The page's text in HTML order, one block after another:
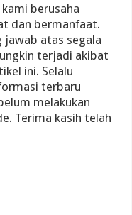
berusaha
dan bermanfaat.
jawab atas segala
terjadi akibat
ini. Selalu
terbaru
melakukan
Terima kasih telah